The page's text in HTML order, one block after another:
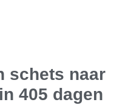
schets naar
405 dagen